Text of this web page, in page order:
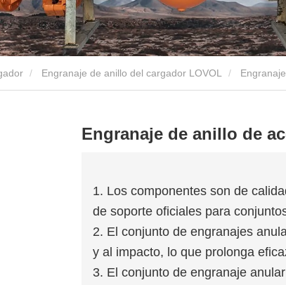
Engranaje de anillo del cargador LOVOL
Engranaje de anillo de
1. Los componentes son de
de soporte oficiales para
2. El conjunto de engranajes
y al impacto, lo que prolonga
3. El conjunto de engranaje